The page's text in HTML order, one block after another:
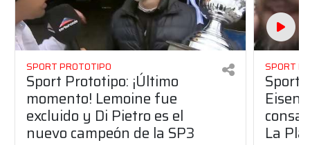
SPORT PROTOTIPO
Sport Prototipo: ¡Último
momento! Lemoine fue
excluido y Di Pietro es el
nuevo campeón de la SP3
SPORT
Sport
La